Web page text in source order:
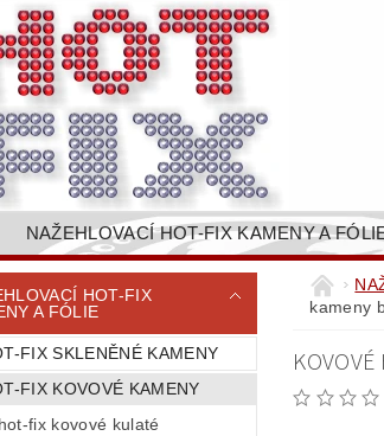
NAŽEHLOVACÍ HOT-FIX KAMENY A
KAMÍNKOVÉ ŘETĚZY / ŠTASOVÉ
PRO STROJNÍ VYŠÍVÁNÍ - VYSIVACI.CZ
KAMENŮ
DOPRAVY (NÁKLADŮ EXPEDICE)
HOT-FIX
A FÓLIE
FIX SKLENĚNÉ KAMENY
FIX KOVOVÉ KAMENY
hot-fix kovové kulaté
kameny